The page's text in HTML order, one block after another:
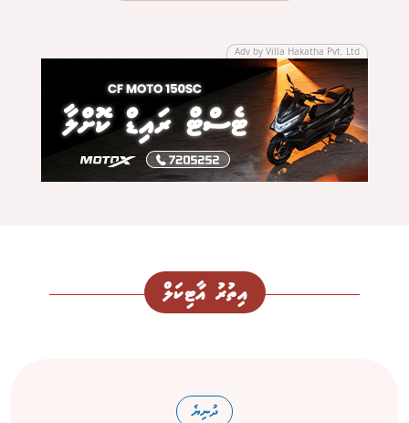
Adv by Villa Hakatha Pvt. Ltd
އިތުރު އާޓިކަލް
ދުނިޔެ